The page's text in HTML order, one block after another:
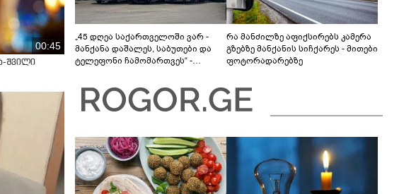
00:45
შვილი
„45 დღეა საქართველოში ვარ -
მანქანა დაშალეს, საბუთები და
ტელეფონი ჩამომართვეს“ -
გავლას ვერ ახერხებენ
რა მანძილზე აფიქსირებს კამერა
გზებზე მანქანის სიჩქარეს - მითები
ფოტორადარებზე